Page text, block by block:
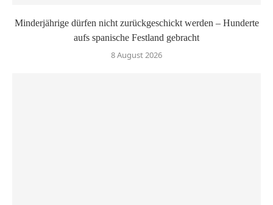
Minderjährige dürfen nicht zurückgeschickt werden – Hunderte
aufs spanische Festland gebracht
8 August 2026